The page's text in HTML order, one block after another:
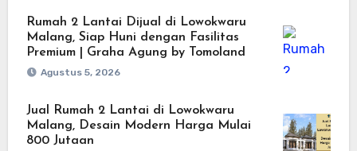
Rumah 2 Lantai Dijual di Lowokwaru
Malang, Siap Huni dengan Fasilitas
Premium | Graha Agung by Tomoland
Agustus 5, 2026
Jual Rumah 2 Lantai di Lowokwaru
Malang, Desain Modern Harga Mulai
800 Jutaan